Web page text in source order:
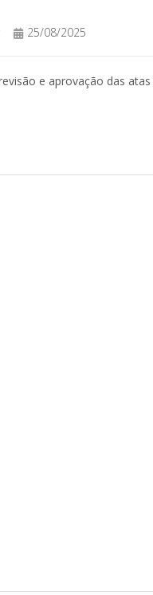
25/08/2025
e aprovação das